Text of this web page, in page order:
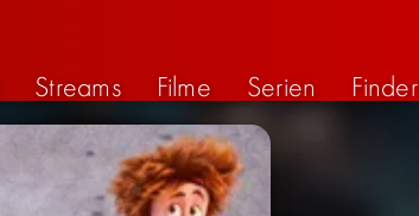
Streams Filme Serien Finder